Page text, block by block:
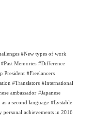
#New types of work
Memories #Difference
President #Freelancers
#Translators #International
ambassador #Japanese
a second language #Lystable
personal achievements in 2016